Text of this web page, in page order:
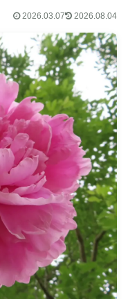
2026.03.07 2026.08.04